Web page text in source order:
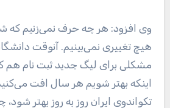
وی افزود: هر چه حرف نمی‌زنیم که
هیچ تغییری نمی‌بینیم. آنوقت
مشکلی برای لیگ جدید ثبت نام هم
اینکه بهتر شویم هر سال افت
تکواندوی ایران روز به روز بهتر شود،